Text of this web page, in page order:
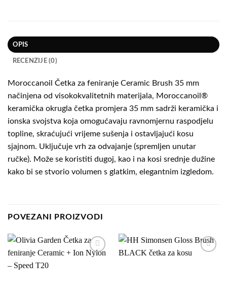
OPIS
RECENZIJE (0)
Moroccanoil Četka za feniranje Ceramic Brush 35 mm
načinjena od visokokvalitetnih materijala, Moroccanoil®
keramička okrugla četka promjera 35 mm sadrži keramička i
ionska svojstva koja omogućavaju ravnomjernu raspodjelu
topline, skraćujući vrijeme sušenja i ostavljajući kosu
sjajnom. Uključuje vrh za odvajanje (spremljen unutar
ručke). Može se koristiti dugoj, kao i na kosi srednje dužine
kako bi se stvorio volumen s glatkim, elegantnim izgledom.
POVEZANI PROIZVODI
Dodaj